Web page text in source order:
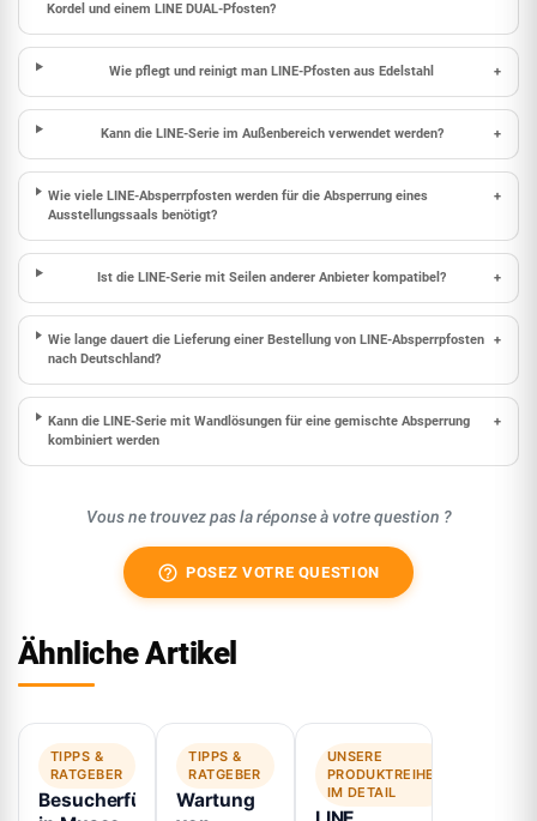
Kordel und einem LINE DUAL-Pfosten?
Wie pflegt und reinigt man LINE-Pfosten aus Edelstahl +
Kann die LINE-Serie im Außenbereich verwendet werden? +
Wie viele LINE-Absperrpfosten werden für die Absperrung eines
Ausstellungssaals benötigt?
+
Ist die LINE-Serie mit Seilen anderer Anbieter kompatibel? +
Wie lange dauert die Lieferung einer Bestellung von LINE-Absperrpfosten
nach Deutschland?
+
Kann die LINE-Serie mit Wandlösungen für eine gemischte Absperrung
kombiniert werden
+
Vous ne trouvez pas la réponse à votre question ?
help_outline POSEZ VOTRE QUESTION
Ähnliche Artikel
TIPPS &
RATGEBER
Besucherführung
TIPPS &
RATGEBER
Wartung
UNSERE
PRODUKTREIHEN
IM DETAIL